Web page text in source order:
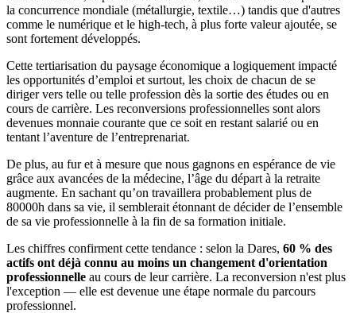
la concurrence mondiale (métallurgie, textile…) tandis que d'autres
comme le numérique et le high-tech, à plus forte valeur ajoutée, se
sont fortement développés.
Cette tertiarisation du paysage économique a logiquement impacté
les opportunités d’emploi et surtout, les choix de chacun de se
diriger vers telle ou telle profession dès la sortie des études ou en
cours de carrière. Les reconversions professionnelles sont alors
devenues monnaie courante que ce soit en restant salarié ou en
tentant l’aventure de l’entreprenariat.
De plus, au fur et à mesure que nous gagnons en espérance de vie
grâce aux avancées de la médecine, l’âge du départ à la retraite
augmente. En sachant qu’on travaillera probablement plus de
80000h dans sa vie, il semblerait étonnant de décider de l’ensemble
de sa vie professionnelle à la fin de sa formation initiale.
Les chiffres confirment cette tendance : selon la Dares, 60 % des
actifs ont déjà connu au moins un changement d'orientation
professionnelle au cours de leur carrière. La reconversion n'est plus
l'exception — elle est devenue une étape normale du parcours
professionnel.